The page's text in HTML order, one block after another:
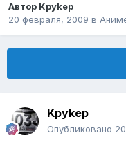
Автор Kpykep
20 февраля, 2009 в
Kpykep
Опубликовано